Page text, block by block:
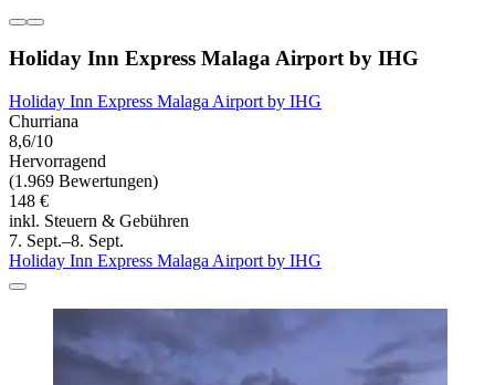
Holiday Inn Express Malaga Airport by IHG
Holiday Inn Express Malaga Airport by IHG
Churriana
8,6/10
Hervorragend
(1.969 Bewertungen)
148 €
inkl. Steuern & Gebühren
7. Sept.–8. Sept.
Holiday Inn Express Malaga Airport by IHG